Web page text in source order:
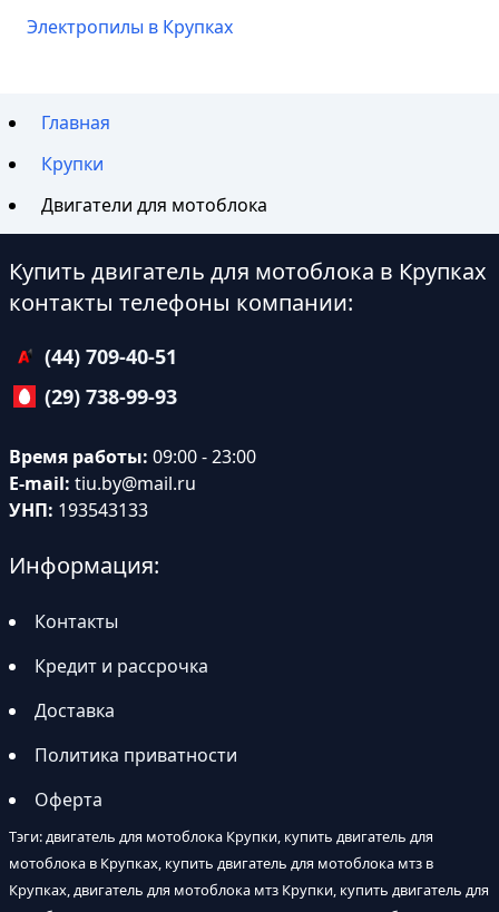
Электропилы в Крупках
Главная
Крупки
Двигатели для мотоблока
Купить двигатель для мотоблока в Крупках
контакты телефоны компании:
(44) 709-40-51
(29) 738-99-93
Время работы: 09:00 - 23:00
E-mail: tiu.by@mail.ru
УНП: 193543133
Информация:
Контакты
Кредит и рассрочка
Доставка
Политика приватности
Оферта
Тэги: двигатель для мотоблока Крупки, купить двигатель для
мотоблока в Крупках, купить двигатель для мотоблока мтз в
Крупках, двигатель для мотоблока мтз Крупки, купить двигатель для